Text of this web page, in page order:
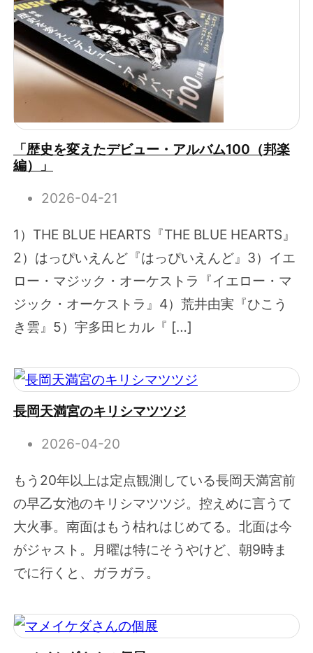
「歴史を変えたデビュー・アルバム100（邦楽
編）」
2026-04-21
1）THE BLUE HEARTS『THE BLUE HEARTS』
2）はっぴいえんど『はっぴいえんど』3）イエ
ロー・マジック・オーケストラ『イエロー・マ
ジック・オーケストラ』4）荒井由実『ひこう
き雲』5）宇多田ヒカル『 […]
長岡天満宮のキリシマツツジ
2026-04-20
もう20年以上は定点観測している長岡天満宮前
の早乙女池のキリシマツツジ。控えめに言うて
大火事。南面はもう枯れはじめてる。北面は今
がジャスト。月曜は特にそうやけど、朝9時ま
でに行くと、ガラガラ。